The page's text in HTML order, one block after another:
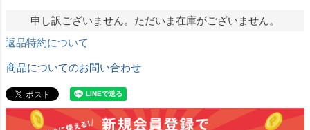
申し訳ございません。ただいま在庫がございません。
返品特約について
商品についてのお問い合わせ